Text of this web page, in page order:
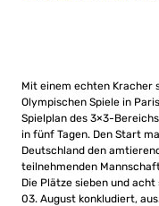
Mit einem echten Kracher
Olympischen Spiele in
Spielplan des 3×3-
in fünf Tagen. Den Start
Deutschland den
teilnehmenden
Die Plätze sieben und
03. August konkludiert,